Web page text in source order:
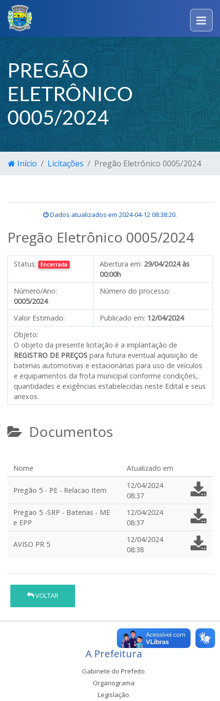
PREGÃO
ELETRÔNICO
0005/2024
Início Licitações Pregão Eletrônico 0005/2024
Dados atualizados em 2024-04-12 08:38:20.
Pregão Eletrônico 0005/2024
Status: Encerrada Abertura em: 29/04/2024 às
00:00h
Número/Ano:
0005/2024
Número do processo:
Valor Estimado: Publicado em: 12/04/2024
Objeto:
O objeto da presente licitação é a implantação de
REGISTRO DE PREÇOS para futura eventual aquisição de
baterias automotivas e estacionárias para uso de veículos
e equipamentos da frota municipal conforme condições,
quantidades e exigências estabelecidas neste Edital e seus
anexos.
Documentos
Nome Atualizado em
Pregão 5 - PE - Relacao Item
12/04/2024
08:37
Pregao 5 -SRP - Baterias - ME
e EPP
12/04/2024
08:37
AVISO PR 5
12/04/2024
08:38
VOLTAR
A Prefeitura
Gabinete do Prefeito
Organograma
Legislação